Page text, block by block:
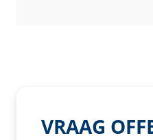
VRAAG